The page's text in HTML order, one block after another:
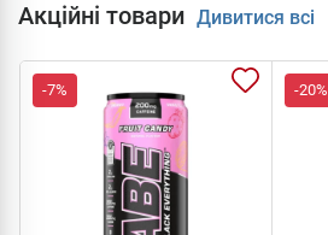
Акційні товари Дивитися всі
-7% -20%